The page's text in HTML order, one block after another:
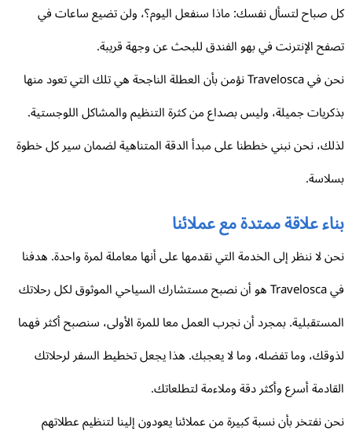
صباح لتسأل نفسك: ماذا سنفعل اليوم؟، ولن تضيع ساعات في
الإنترنت في بهو الفندق للبحث عن وجهة قريبة.
نحن في Travelosca نؤمن بأن العطلة الناجحة هي تلك التي تعود منها
جميلة، وليس بصداع من كثرة التنظيم والمشاكل اللوجستية.
نحن نبني خططنا على مبدأ الدقة المتناهية لضمان سير كل خطوة
علاقة ممتدة مع عملائنا
لا ننظر إلى الخدمة التي نقدمها على أنها معاملة لمرة واحدة. هدفنا
في Travelosca هو أن نصبح مستشارك السياحي الموثوق لكل رحلاتك
بمجرد أن نجرب العمل معا للمرة الأولى، سنصبح أكثر فهما
وما تفضله، وما لا يعجبك. هذا يجعل تخطيط السفر لرحلاتك
أسرع وأكثر دقة وملاءمة لتطلعاتك.
نفتخر بأن نسبة كبيرة من عملائنا يعودون إلينا لتنظيم عطلاتهم